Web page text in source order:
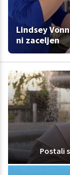
Lindsey
ni zaceljen
Postali